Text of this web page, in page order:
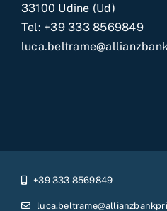
33100 Udine (Ud)
Tel: +39 333 8569849
+39 333 8569849